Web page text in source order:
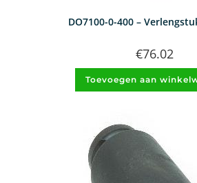
DO7100-0-400 –
€76.02
Toevoegen aan